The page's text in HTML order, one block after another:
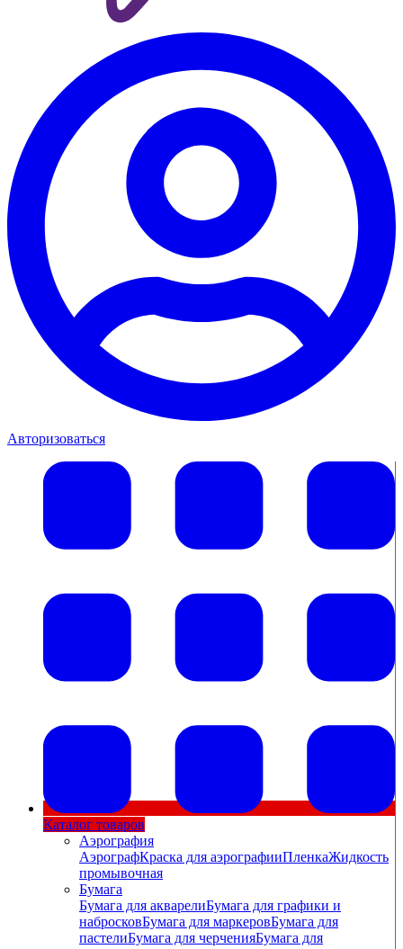
Авторизоваться
Каталог товаров
Аэрография
АэрографКраска для аэрографииПленкаЖидкость
промывочная
Бумага
Бумага для акварелиБумага для графики и
набросковБумага для маркеровБумага для
пастелиБумага для черченияБумага для